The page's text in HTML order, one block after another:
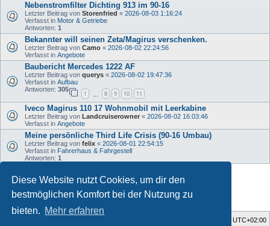
Diese Website nutzt Cookies, um dir den
bestmöglichen Komfort bei der Nutzung zu
bieten. Mehr erfahren
Nebenstromfilter Dichting 913 im 90-16
Letzter Beitrag von Storenfried « 2026-08-03 1:16:24
Verfasst in Motor & Getriebe
Antworten: 1
Bekannter will seinen Zeta/Magirus verschenken.
Letzter Beitrag von Camo « 2026-08-02 22:24:56
Verfasst in Angebote
Baubericht Mercedes 1222 AF
Letzter Beitrag von querys « 2026-08-02 19:47:36
Verfasst in Aufbau
Antworten: 305
1 8 9 10 11
Iveco Magirus 110 17 Wohnmobil mit Leerkabine
Letzter Beitrag von Landcruiserowner « 2026-08-02 16:03:46
Verfasst in Angebote
Meine persönliche Third Life Crisis (90-16 Umbau)
Letzter Beitrag von felix « 2026-08-01 22:54:15
Verfasst in Fahrerhaus & Fahrgestell
Antworten: 1
Die Suche ergab 34 Treffer • Seite1von
UTC+02:00